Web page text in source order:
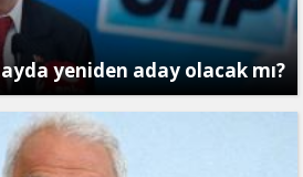
yeniden aday olacak mı?